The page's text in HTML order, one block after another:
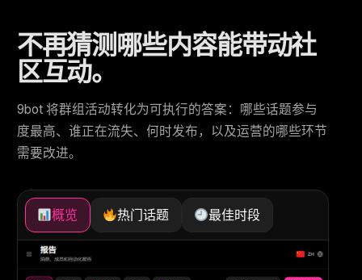
不再猜测哪些内容能带动社
区互动。
9bot 将群组活动转化为可执行的答案：哪些话题参与
度最高、谁正在流失、何时发布，以及运营的哪些环节
需要改进。
概览 热门话题 最佳时段